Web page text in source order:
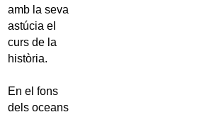
amb la seva
astúcia el
curs de la
història.
En el fons
dels oceans